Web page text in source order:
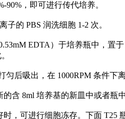
90%，即可进行传代培养。
的 PBS 润洗细胞 1-2 次。
EDTA）于培养瓶中，置
后吸出，在 1000RPM 条件下
含 8ml 培养基的新皿中或者瓶中
，可进行细胞冻存。下面 T25